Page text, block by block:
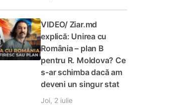
VIDEO/ Ziar.md
explică: Unirea cu
România – plan B
pentru R. Moldova? Ce
s-ar schimba dacă am
deveni un singur stat
Joi, 2 iulie